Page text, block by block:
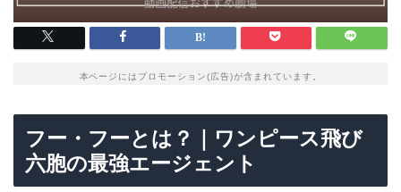
本ページにはプロモーション(広告)が含まれています。
フー・フーとは？｜ワンピース飛び
六胞の最強エージェント